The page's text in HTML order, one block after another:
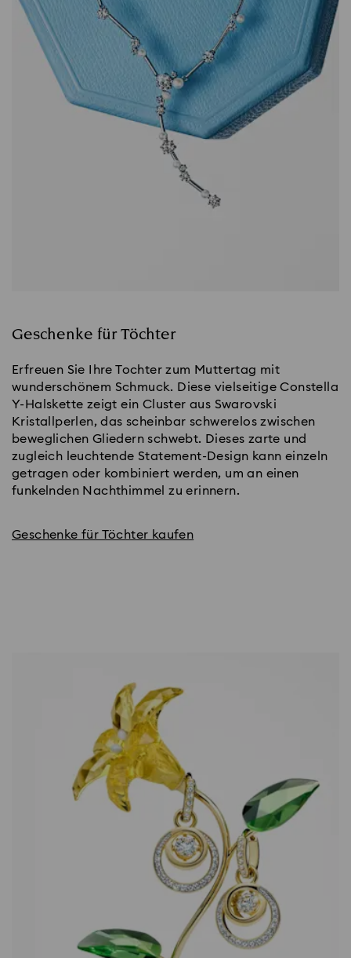
Geschenke für Töchter
Erfreuen Sie Ihre Tochter zum Muttertag mit
wunderschönem Schmuck. Diese vielseitige Constella
Y-Halskette zeigt ein Cluster aus Swarovski
Kristallperlen, das scheinbar schwerelos zwischen
beweglichen Gliedern schwebt. Dieses zarte und
zugleich leuchtende Statement-Design kann einzeln
getragen oder kombiniert werden, um an einen
funkelnden Nachthimmel zu erinnern.
Geschenke für Töchter kaufen